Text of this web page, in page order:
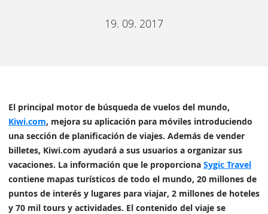
19. 09. 2017
El principal motor de búsqueda de vuelos del mundo,
Kiwi.com, mejora su aplicación para móviles introduciendo
una sección de planificación de viajes. Además de vender
billetes, Kiwi.com ayudará a sus usuarios a organizar sus
vacaciones. La información que le proporciona Sygic Travel
contiene mapas turísticos de todo el mundo, 20 millones de
puntos de interés y lugares para viajar, 2 millones de hoteles
y 70 mil tours y actividades. El contenido del viaje se